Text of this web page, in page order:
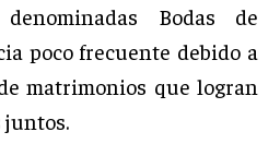
Bodas de
poco frecuente debido a
matrimonios que logran
juntos.